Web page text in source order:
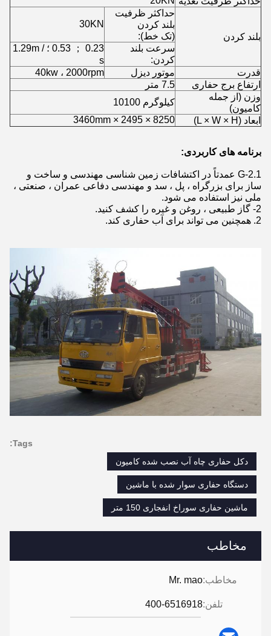
مخاطب
مخاطب:Mr. mao
تلفن:400-6516918
بلند کردن
حداکثر ظرفیت
بلند کردن
(تک خط):
30KN
سرعت بلند
کردن:
0.23 ； 0.53 ؛ 1.29m /
s
قدرت
موتور دیزل
40kw ، 2000rpm
ارتفاع برج حفاری
7.5 متر
وزن (از جمله
کامیون)
کیلوگرم 10100
ابعاد (L × W × H)
8250 × 2495 × 3460mm
برنامه های کاربردی:
1.G-2 عمدتاً در اکتشافات زمین شناسی مهندسی و ساخت و
ساز برای بزرگراه ، پل ، سد و مهندسی دفاعی عمران ، صنعتی ،
ملی نیز استفاده می شود.
2- گاز طبیعی ، روغن و غیره را کشف کنید.
2. همچنین می تواند برای آب حفاری کند.
Tags:
دکل حفاری چاه آب نصب شده کامیون
دستگاه حفاری سوار شده با ماشین
ماشین حفاری سوراخ انفجاری 150 متر